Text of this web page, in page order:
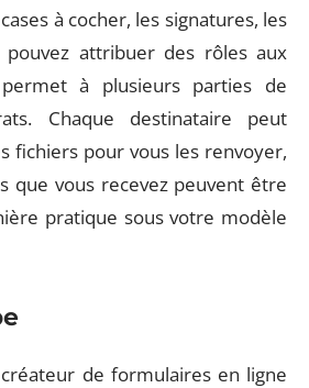
à cocher, les signatures, les
pouvez attribuer des rôles aux
à plusieurs parties de
Chaque destinataire peut
fichiers pour vous les renvoyer,
que vous recevez peuvent être
pratique sous votre modèle
de formulaires en ligne